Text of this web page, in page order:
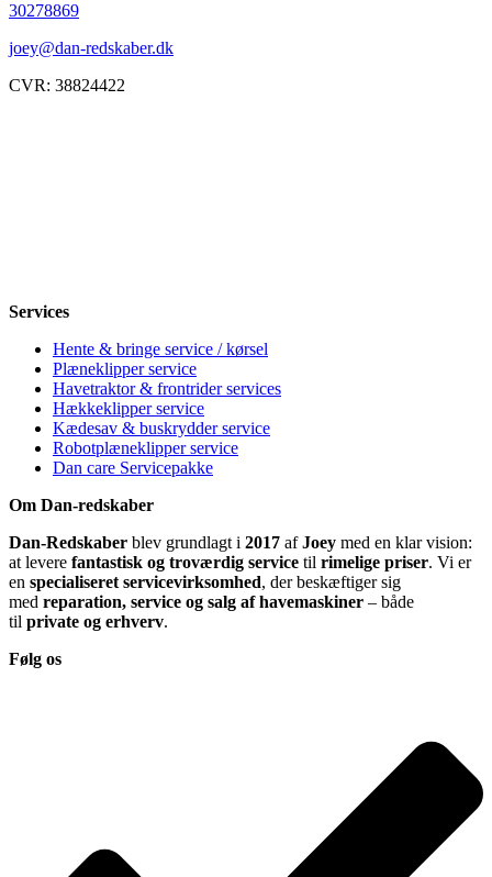
30278869
joey@dan-redskaber.dk
CVR: 38824422
Services
Hente & bringe service / kørsel
Plæneklipper service
Havetraktor & frontrider services
Hækkeklipper service
Kædesav & buskrydder service
Robotplæneklipper service
Dan care Servicepakke
Om Dan-redskaber
Dan-Redskaber blev grundlagt i 2017 afJoey med en klar vision:
at levere fantastisk og troværdig service til rimelige priser. Vi er
en specialiseret servicevirksomhed, der beskæftiger sig
med reparation, service og salg af havemaskiner – både
til private og erhverv.
Følg os